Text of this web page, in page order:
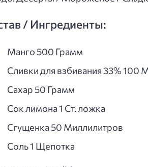
/ Ингредиенты:
Манго 500 Грамм
Сливки для взбивания 33% 100
Сахар 50 Грамм
Сок лимона 1 Ст. ложка
Сгущенка 50 Миллилитров
Соль 1 Щепотка